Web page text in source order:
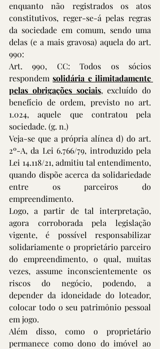
enquanto não registrados os atos
constitutivos, reger-se-á pelas regras
da sociedade em comum, sendo uma
delas (e a mais gravosa) aquela do art.
990:
Art. 990, CC: Todos os sócios
respondem solidária e ilimitadamente
pelas obrigações sociais, excluído do
benefício de ordem, previsto no art.
1.024, aquele que contratou pela
sociedade. (g. n.)
Veja-se que a própria alínea d) do art.
2º-A, da Lei 6.766/79, introduzido pela
Lei 14.118/21, admitiu tal entendimento,
quando dispõe acerca da solidariedade
entre os parceiros do
empreendimento.
Logo, a partir de tal interpretação,
agora corroborada pela legislação
vigente, é possível responsabilizar
solidariamente o proprietário parceiro
do empreendimento, o qual, muitas
vezes, assume inconscientemente os
riscos do negócio, podendo, a
depender da idoneidade do loteador,
colocar todo o seu patrimônio pessoal
em jogo.
Além disso, como o proprietário
permanece como dono do imóvel ao